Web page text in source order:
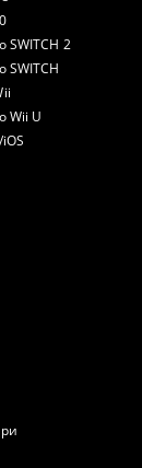
SWITCH 2
SWITCH
Wii U